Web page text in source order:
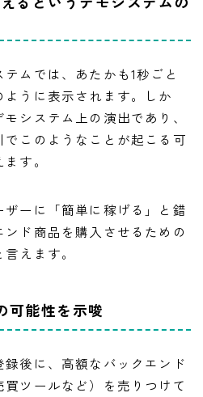
ムでは、あたかも1秒ごと
うに表示されます。しか
システム上の演出であり、
このようなことが起こる可
す。
ーに「簡単に稼げる」と錯
ド商品を購入させるための
えます。
可能性を示唆
後に、高額なバックエンド
ツールなど）を売りつけて